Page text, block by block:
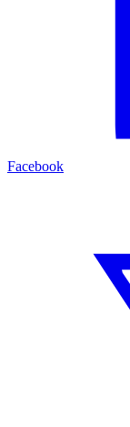
Facebook